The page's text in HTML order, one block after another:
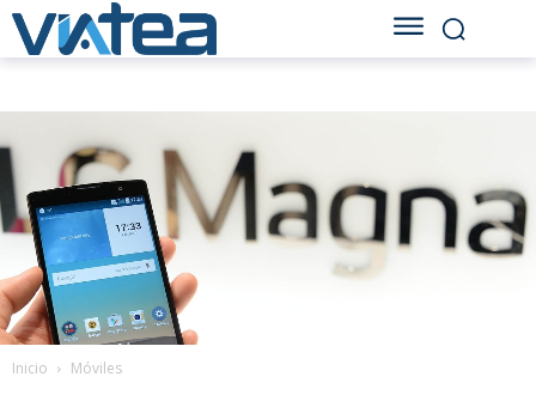
Inicio Móviles